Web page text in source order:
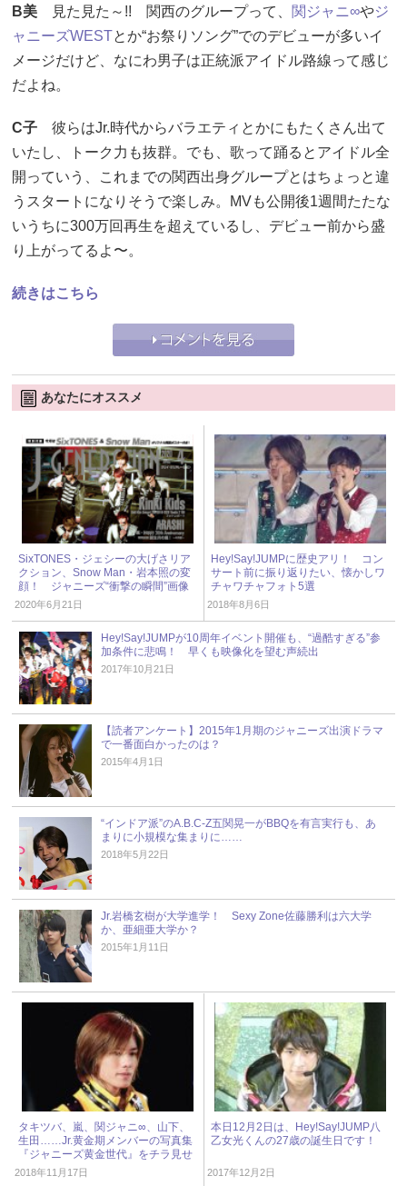
B美 見た見た～!! 関西のグループって、 関ジャニ∞やジ
ャニーズWESTとか“お祭りソング”でのデビューが多いイ
メージだけど、なにわ男子は正統派アイドル路線って感じ
だよね。
C子 彼らはJr.時代からバラエティとかにもたくさん出て
いたし、トーク力も抜群。でも、歌って踊るとアイドル全
開っていう、これまでの関西出身グループとはちょっと違
うスタートになりそうで楽しみ。MVも公開後1週間たたな
いうちに300万回再生を超えているし、デビュー前から盛
り上がってるよ〜。
続きはこちら
あなたにオススメ
SixTONES・ジェシーの大げさリア
クション、Snow Man・岩本照の変
顔！ ジャニーズ“衝撃の瞬間”画像
2020年6月21日
Hey!Say!JUMPに歴史アリ！ コン
サート前に振り返りたい、懐かしワ
チャワチャフォト5選
2018年8月6日
Hey!Say!JUMPが10周年イベント開催も、“過酷すぎる”参
加条件に悲鳴！ 早くも映像化を望む声続出
2017年10月21日
【読者アンケート】2015年1月期のジャニーズ出演ドラマ
で一番面白かったのは？
2015年4月1日
“インドア派”のA.B.C-Z五関晃一がBBQを有言実行も、あ
まりに小規模な集まりに……
2018年5月22日
Jr.岩橋玄樹が大学進学！ Sexy Zone佐藤勝利は六大学
か、亜細亜大学か？
2015年1月11日
タキツバ、嵐、関ジャニ∞、山下、
生田……Jr.黄金期メンバーの写真集
『ジャニーズ黄金世代』をチラ見せ
2018年11月17日
本日12月2日は、Hey!Say!JUMP八
乙女光くんの27歳の誕生日です！
2017年12月2日